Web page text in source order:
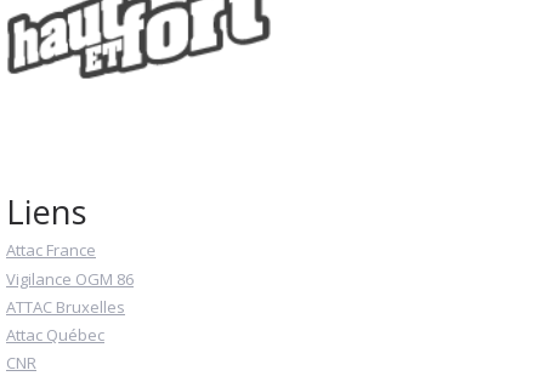
Liens
Attac France
Vigilance OGM 86
ATTAC Bruxelles
Attac Québec
CNR